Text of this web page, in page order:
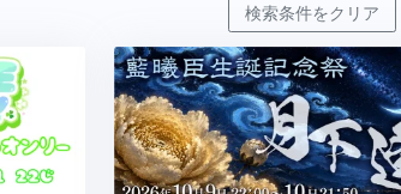
検索条件をクリア